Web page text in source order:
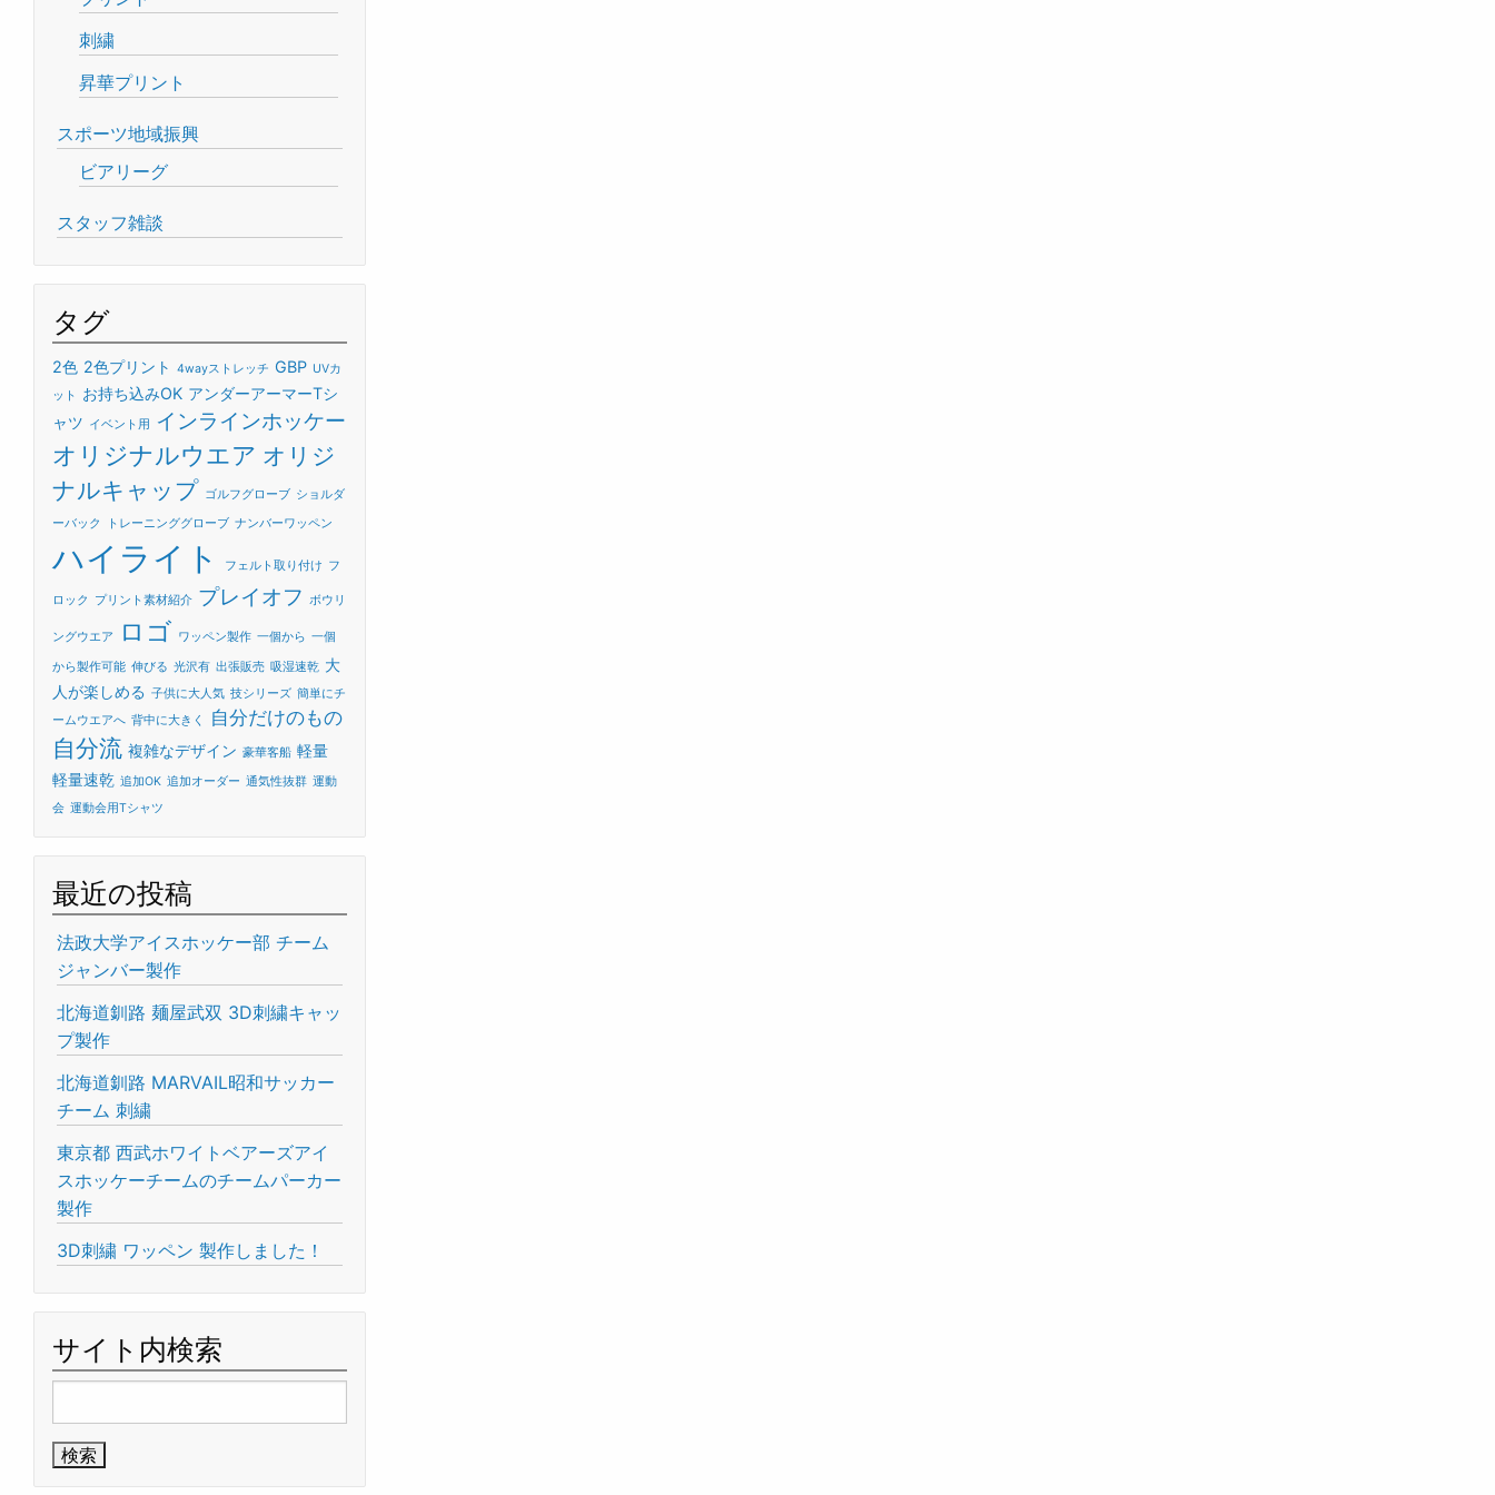
刺繍
昇華プリント
スポーツ地域振興
ビアリーグ
スタッフ雑談
タグ
2色 2色プリント 4wayストレッチ GBP UVカ
ット
お持ち込みOK アンダーアーマーTシ
ャツ イベント用 インラインホッケー
オリジナルウエア オリジ
ナルキャップ ゴルフグローブ ショルダ
ーバック
トレーニンググローブ ナンバーワッペン
ハイライト フェルト取り付け フ
ロック プリント素材紹介 プレイオフ ボウリ
ングウエア ロゴ ワッペン製作 一個から 一個
から製作可能 伸びる 光沢有 出張販売 吸湿速乾 大
人が楽しめる 子供に大人気 技シリーズ 簡単にチ
ームウエアへ 背中に大きく 自分だけのもの
自分流 複雑なデザイン 豪華客船 軽量
軽量速乾 追加OK 追加オーダー 通気性抜群 運動
会 運動会用Tシャツ
最近の投稿
法政大学アイスホッケー部 チーム
ジャンバー製作
北海道釧路 麺屋武双 3D刺繍キャッ
プ製作
北海道釧路 MARVAIL昭和サッカー
チーム 刺繍
東京都 西武ホワイトベアーズアイ
スホッケーチームのチームパーカー
製作
3D刺繍 ワッペン 製作しました！
サイト内検索
索: